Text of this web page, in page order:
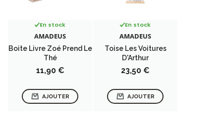
En stock
AMADEUS
Boite Livre Zoé Prend Le
Thé
Prix
11,90 €
AJOUTER
En stock
AMADEUS
Toise Les Voitures
D'Arthur
Prix
23,50 €
AJOUTER